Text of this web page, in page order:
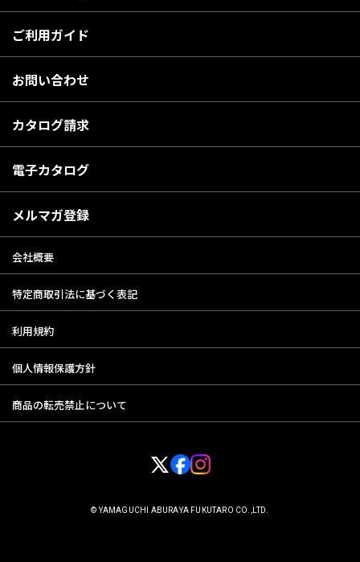
ご利用ガイド
お問い合わせ
カタログ請求
電子カタログ
メルマガ登録
会社概要
特定商取引法に基づく表記
利用規約
個人情報保護方針
商品の転売禁止について
© YAMAGUCHI ABURAYA FUKUTARO CO.,LTD.